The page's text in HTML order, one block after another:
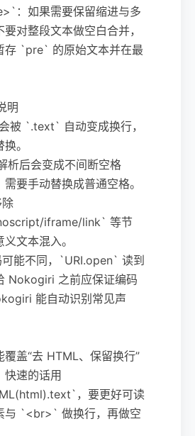
：如果需要保留缩进与多
对整段文本做空白合并，
存 `pre` 的原始文本并在最
明
被 `.text` 自动变成换行，
。
析后会变成不间断空格
需要手动替换成普通空格。
iframe/link` 等节
文本混入。
能不同，`URI.open` 读到
Nokogiri 之前应保证编码
能自动识别常见声
覆盖“去 HTML、保留换行”
快速的话用
，要更好可读
与 `<br>` 做换行，再做空